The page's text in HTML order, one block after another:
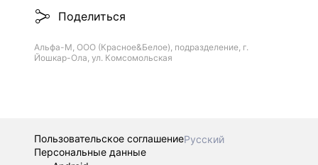
Поделиться
Альфа-М, ООО (Красное&Белое), подразделение, г.
Йошкар-Ола, ул. Комсомольская
Пользовательское соглашениеРусский
Персональные данные